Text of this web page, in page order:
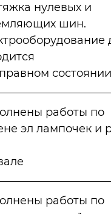
нулевых и
шин.
работы по
эл лампочек и
работы по